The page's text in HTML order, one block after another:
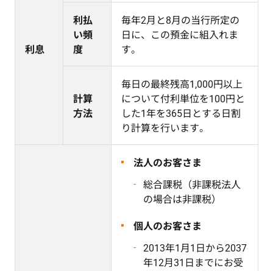
利息
利払
い頻
度
毎年2月と8月の当行所定の
日に、この預金に組入れま
す。
計算
方法
毎日の最終残高1,000円以上
について付利単位を100円と
した1年を365日とする日割
り計算を行います。
法人のお客さま
総合課税（非課税法人
の場合は非課税）
個人のお客さま
2013年1月1日から2037
年12月31日までにお受